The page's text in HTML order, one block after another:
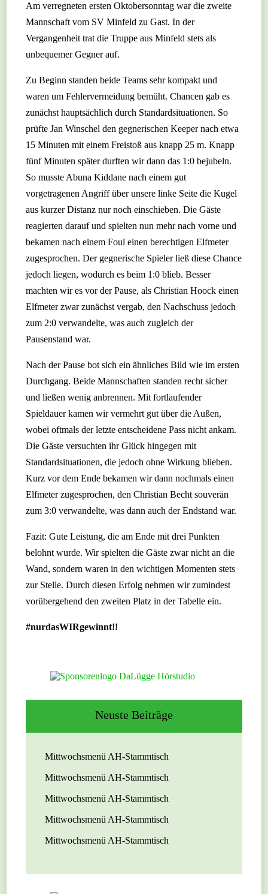
Am verregneten ersten Oktobersonntag war die zweite
Mannschaft vom SV Minfeld zu Gast. In der
Vergangenheit trat die Truppe aus Minfeld stets als
unbequemer Gegner auf.
ZuBeginn standen beide Teams sehr kompakt und
waren um Fehlervermeidung bemüht. Chancen gab es
zunächst hauptsächlich durch Standardsituationen. So
prüfte Jan Winschel den gegnerischen Keeper nach etwa
15 Minuten mit einem Freistoß aus knapp 25 m. Knapp
fünf Minuten später durften wir dann das 1:0 bejubeln.
So musste Abuna Kiddane nach einem gut
vorgetragenen Angriff über unsere linke Seite die Kugel
aus kurzer Distanz nur noch einschieben. Die Gäste
reagierten darauf und spielten nun mehr nach vorne und
bekamen nach einem Foul einen berechtigen Elfmeter
zugesprochen. Der gegnerische Spieler ließ diese Chance
jedoch liegen, wodurch es beim 1:0 blieb. Besser
machten wir es vor der Pause, als Christian Hoock einen
Elfmeter zwar zunächst vergab, den Nachschuss jedoch
zum 2:0 verwandelte, was auch zugleich der
Pausenstand war.
Nach der Pause bot sich ein ähnliches Bild wie im ersten
Durchgang. Beide Mannschaften standen recht sicher
und ließen wenig anbrennen. Mit fortlaufender
Spieldauer kamen wir vermehrt gut über die Außen,
wobei oftmals der letzte entscheidene Pass nicht ankam.
Die Gäste versuchten ihr Glück hingegen mit
Standardsituationen, die jedoch ohne Wirkung blieben.
Kurz vor dem Ende bekamen wir dann nochmals einen
Elfmeter zugesprochen, den Christian Becht souverän
zum 3:0 verwandelte, was dann auch der Endstand war.
Fazit: Gute Leistung, die am Ende mit drei Punkten
belohnt wurde. Wir spielten die Gäste zwar nicht an die
Wand, sondern waren in den wichtigen Momenten stets
zur Stelle. Durch diesen Erfolg nehmen wir zumindest
vorübergehend den zweiten Platz in der Tabelle ein.
#nurdasWIRgewinnt!!
Neuste Beiträge
Mittwochsmenü AH-Stammtisch
Mittwochsmenü AH-Stammtisch
Mittwochsmenü AH-Stammtisch
Mittwochsmenü AH-Stammtisch
Mittwochsmenü AH-Stammtisch